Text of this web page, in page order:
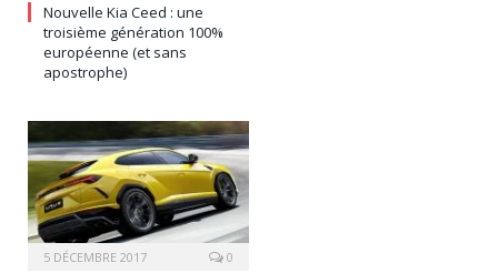
Nouvelle Kia Ceed : une
troisième génération 100%
européenne (et sans
apostrophe)
5 DÉCEMBRE 2017 0